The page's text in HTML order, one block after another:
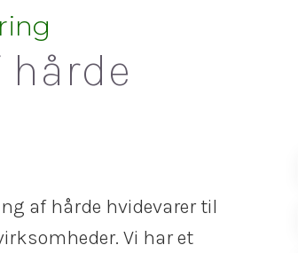
af hårde hvidevarer til
Vi har et